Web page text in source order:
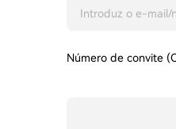
Número de convite